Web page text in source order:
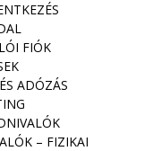
FIÓK
ADÓZÁS
– FIZIKAI